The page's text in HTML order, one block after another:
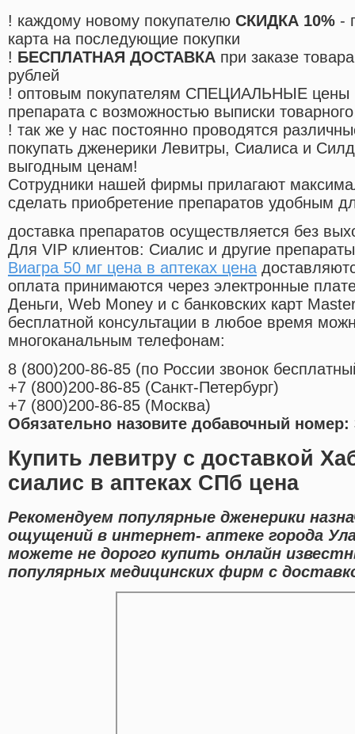
! каждому новому покупателю СКИДКА 10% -
карта на последующие покупки
! БЕСПЛАТНАЯ ДОСТАВКА при заказе
рублей
! оптовым покупателям СПЕЦИАЛЬНЫЕ цены
препарата с возможностью выписки
! так же у нас постоянно проводятся
покупать дженерики Левитры, Сиалиса и
выгодным ценам!
Cотрудники нашей фирмы прилагают
сделать приобретение препаратов удобным
доставка препаратов осуществляется без
Для VIP клиентов: Сиалис и другие
Виагра 50 мг цена в аптеках цена
оплата принимаются через электронные
Деньги, Web Money и с банковских карт
бесплатной консультации в любое время
многоканальным телефонам:
8 (800)200-86-85 (по России звонок
+7 (800)200-86-85 (Санкт-Петербург)
+7 (800)200-86-85 (Москва)
Обязательно назовите добавочный номер:
Купить левитру с доставкой
сиалис в аптеках СПб цена
Рекомендуем популярные дженерики
ощущений в интернет- аптеке города
можете не дорого купить онлайн
популярных медицинских фирм с